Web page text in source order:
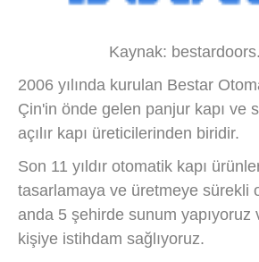
Kaynak:
2006 yılında kurulan Bestar
Çin'in önde gelen panjur kapı ve
açılır kapı üreticilerinden biridir.
Son 11 yıldır otomatik kapı
tasarlamaya ve üretmeye sürekli
anda 5 şehirde sunum yapıyoruz
kişiye istihdam sağlıyoruz.